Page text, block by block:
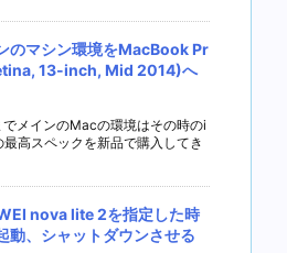
のマシン環境をMacBook Pr
13-inch, Mid 2014)へ
でメインのMacの環境はその時のi
高スペックを新品で購入してき
nova lite 2を指定した時
動、シャットダウンさせる